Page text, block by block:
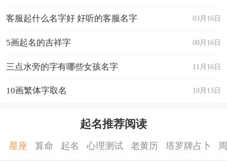
03月16日
客服起什么名字好 好听的客服名字
08月16日
5画起名的吉祥字
11月16日
三点水旁的字有哪些女孩名字
10月13日
10画繁体字取名
起名推荐阅读
星座 算命 起名 心理测试 老黄历 塔罗牌占卜